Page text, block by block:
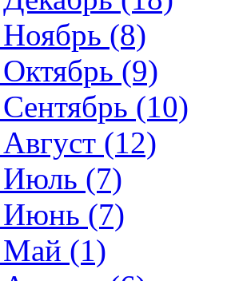
(8)
(9)
(10)
(12)
Июль (7)
Июнь (7)
Май (1)